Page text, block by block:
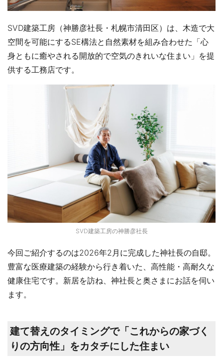
SVD建築工房（神勝彦社長・札幌市清田区）は、木造で大
空間を可能にするSE構法と自然素材を組み合わせた「心
身ともに癒やされる開放的で空気のきれいな住まい」を提
供する工務店です。
SVD建築工房の神勝彦社長
今回ご紹介するのは2026年2月に完成した神社長の自邸。
豊富な医療建築の経験から行き着いた、高性能・高耐久な
健康住宅です。新居を訪ね、神社長と奥さまにお話を伺い
ます。
建て替えのタイミングで「これからの家づく
りの方向性」をカタチにした住まい